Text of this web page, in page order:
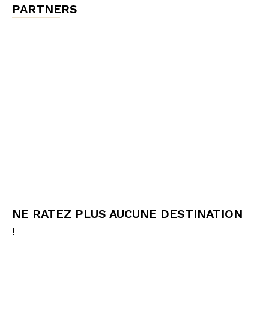
PARTNERS
NE RATEZ PLUS AUCUNE DESTINATION
!